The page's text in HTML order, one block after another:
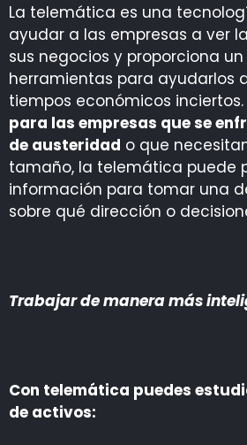
La telemática es una
ayudar a las empresas a ver
sus negocios y proporciona
herramientas para ayudarlos
tiempos económicos inciertos.
para las empresas que se
de austeridad o que
tamaño, la telemática puede
información para tomar una
sobre qué dirección o
Trabajar de manera más
Con telemática puedes
de activos: